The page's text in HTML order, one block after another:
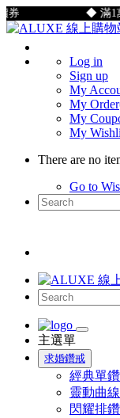
◆ 滿1萬
Log in
Sign up
My
My
My
My
There are no
Go to
主選單
求婚鑽戒
經典單鑽
靈動曲線
閃耀排鑽